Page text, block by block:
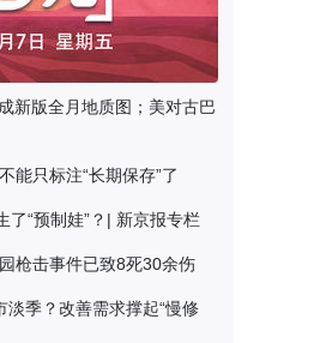
新版全月地质图；美对古巴
能只标注“长期保存”了
了“预制娃”？| 新京报专栏
枪击事件已致8死30余伤
淡季？改善需求撑起“慢修